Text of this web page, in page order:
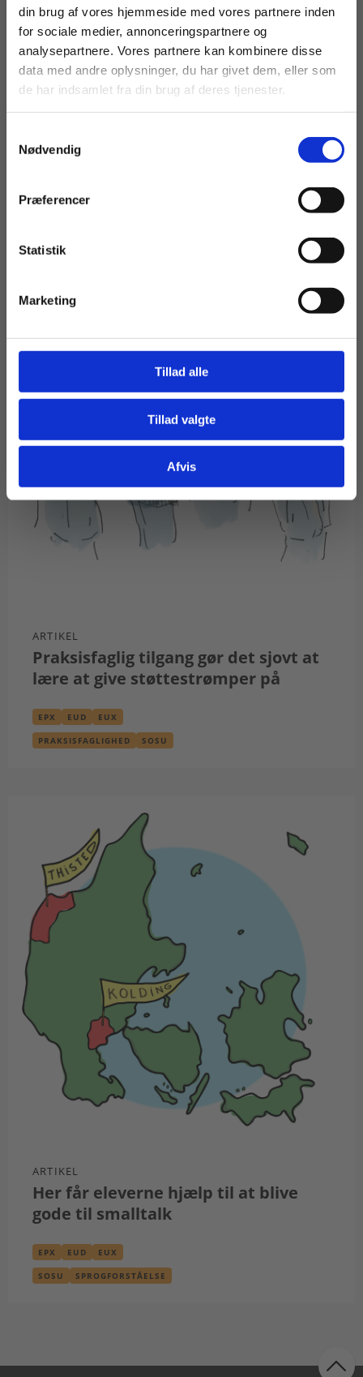
din brug af vores hjemmeside med vores partnere inden
for sociale medier, annonceringspartnere og
analysepartnere. Vores partnere kan kombinere disse
data med andre oplysninger, du har givet dem, eller som
de har indsamlet fra din brug af deres tjenester.
Nødvendig
Præferencer
Statistik
Marketing
Tillad alle
Tillad valgte
Afvis
ARTIKEL
Eleverne skal lære det nødvendige:
gennemførelse”
SOSU
ARTIKEL
Praksisfaglig tilgang gør det sjovt at
lære at give støttestrømper på
EPX EUD EUX
PRAKSISFAGLIGHED SOSU
ARTIKEL
Her får eleverne hjælp til at blive
gode til smalltalk
EPX EUD EUX
SOSU SPROGFORSTÅELSE
For privatkunder og
studerende. Du får
vist priser inkl.
For institutioner og
virksomheder. Du
får vist priser ekskl.
Gå til praxisOnline